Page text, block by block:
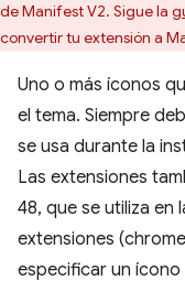
de Manifest V2. Sigue la
convertir tu extensión a
Uno o más íconos
el tema. Siempre
se usa durante la
Las extensiones
48, que se utiliza en
extensiones
especificar un ícono